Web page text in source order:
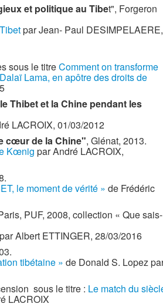
et politique au Tibet", Forgeron
par Jean- Paul DESIMPELAERE,
sous le titreComment on transforme
Lama, en apôtre des droits de
Thibet et la Chine pendant les
LACROIX, 01/03/2012
cœur de la Chine", Glénat, 2013.
Kœnig par André LACROIX,
le moment de vérité » de Frédéric
PUF, 2008, collection « Que sais-
par Albert ETTINGER, 28/03/2016
tibétaine » de Donald S. Lopez
sous le titre : Le match du
LACROIX